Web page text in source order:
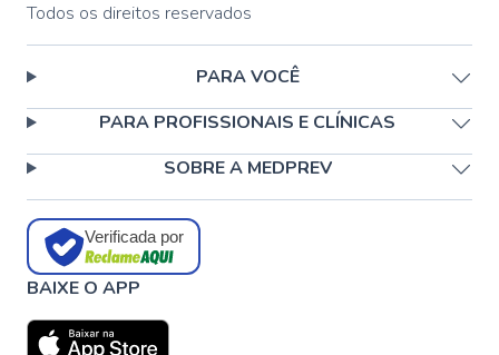
Todos os direitos reservados
PARA VOCÊ
PARA PROFISSIONAIS E CLÍNICAS
SOBRE A MEDPREV
Verificada por
BAIXE O APP